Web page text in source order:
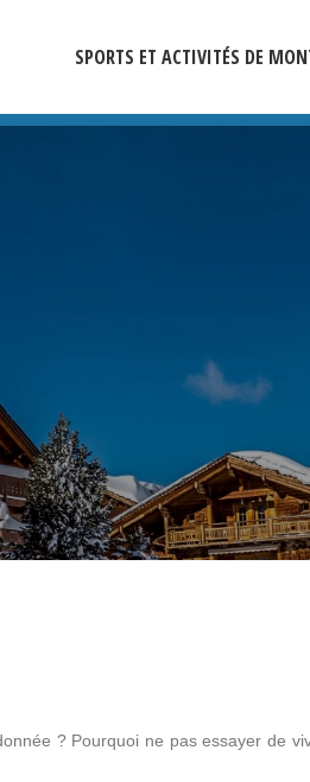
SPORTS ET ACTIVITÉS DE
? Pourquoi ne pas essayer de